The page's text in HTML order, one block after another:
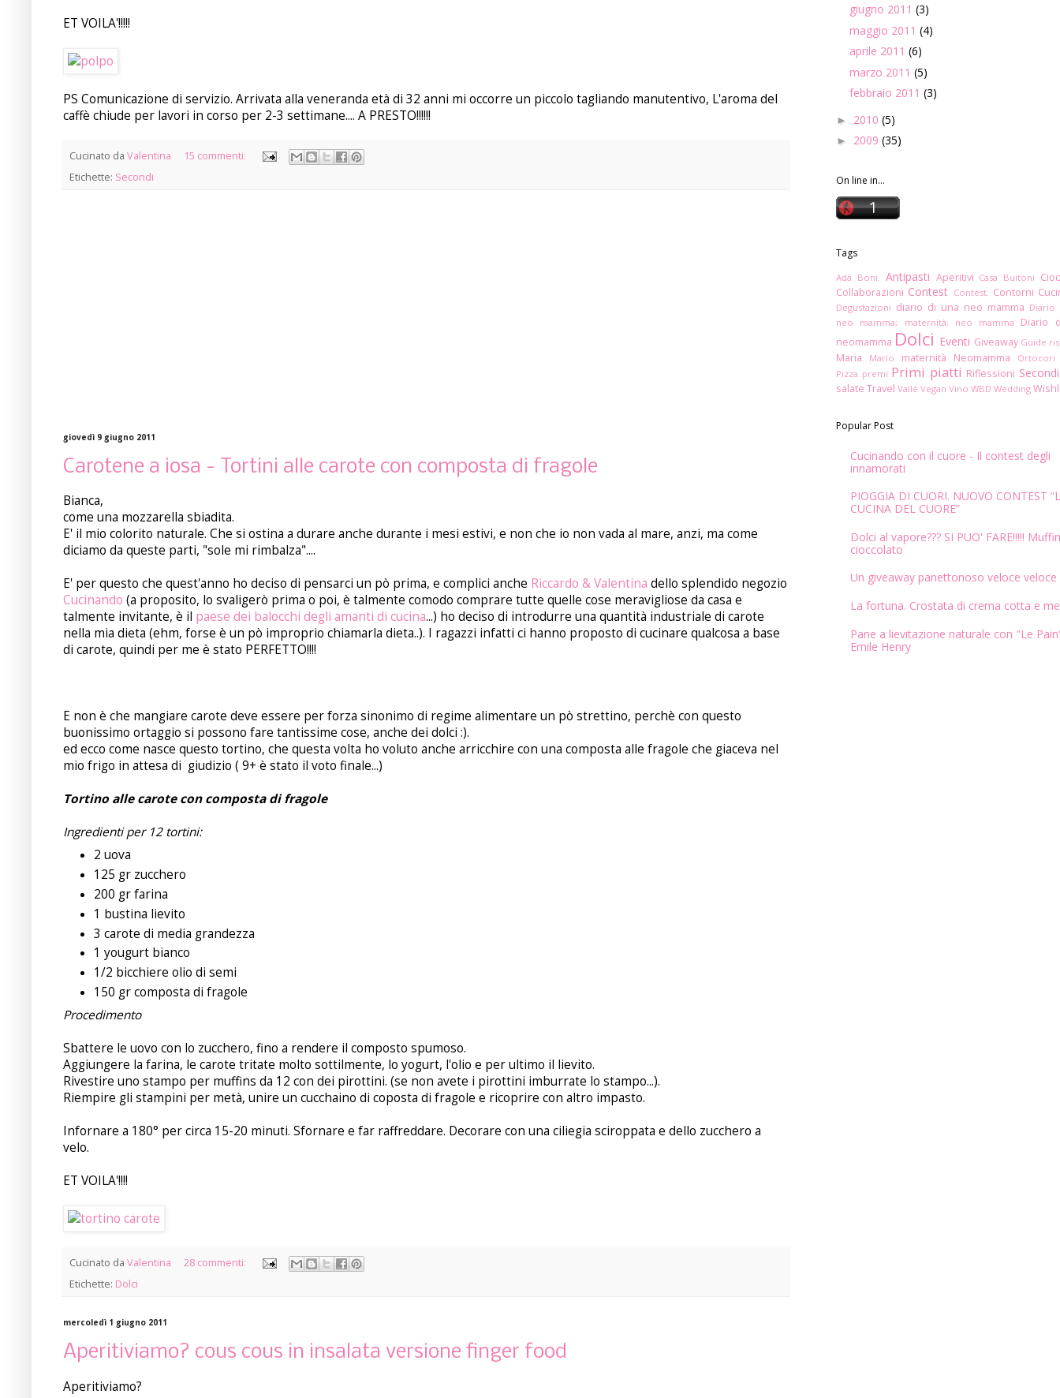
ET VOILA'!!!!!
PS Comunicazione di servizio. Arrivata alla veneranda età di 32 anni mi occorre un piccolo tagliando manutentivo, L'aroma del
caffè chiude per lavori in corso per 2-3 settimane.... A PRESTO!!!!!!
Cucinato da Valentina
15 commenti:
Etichette: Secondi
giovedì 9 giugno 2011
Carotene a iosa - Tortini alle carote con composta di fragole
Bianca,
come una mozzarella sbiadita.
E' il mio colorito naturale. Che si ostina a durare anche durante i mesi estivi, e non che io non vada al mare, anzi, ma come
diciamo da queste parti, "sole mi rimbalza"....
E' per questo che quest'anno ho deciso di pensarci un pò prima, e complici anche Riccardo & Valentina dello splendido negozio
Cucinando (a proposito, lo svaligerò prima o poi, è talmente comodo comprare tutte quelle cose meravigliose da casa e
talmente invitante, è il paese dei balocchi degli amanti di cucina...) ho deciso di introdurre una quantità industriale di carote
nella mia dieta (ehm, forse è un pò improprio chiamarla dieta..). I ragazzi infatti ci hanno proposto di cucinare qualcosa a base
di carote, quindi per me è stato PERFETTO!!!!
E non è che mangiare carote deve essere per forza sinonimo di regime alimentare un pò strettino, perchè con questo
buonissimo ortaggio si possono fare tantissime cose, anche dei dolci :).
ed ecco come nasce questo tortino, che questa volta ho voluto anche arricchire con una composta alle fragole che giaceva nel
mio frigo in attesa di giudizio ( 9+ è stato il voto finale...)
Tortino alle carote con composta di fragole
Ingredienti per 12 tortini:
2 uova
125 gr zucchero
200 gr farina
1 bustina lievito
3 carote di media grandezza
1 yougurt bianco
1/2 bicchiere olio di semi
150 gr composta di fragole
Procedimento
Sbattere le uovo con lo zucchero, fino a rendere il composto spumoso.
Aggiungere la farina, le carote tritate molto sottilmente, lo yogurt, l'olio e per ultimo il lievito.
Rivestire uno stampo per muffins da 12 con dei pirottini. (se non avete i pirottini imburrate lo stampo...).
Riempire gli stampini per metà, unire un cucchaino di coposta di fragole e ricoprire con altro impasto.
Infornare a 180° per circa 15-20 minuti. Sfornare e far raffreddare. Decorare con una ciliegia sciroppata e dello zucchero a
velo.
ET VOILA'!!!!
Cucinato da Valentina
28 commenti:
Etichette: Dolci
mercoledì 1 giugno 2011
Aperitiviamo? cous cous in insalata versione finger food
Aperitiviamo?
giugno 2011 (3)
maggio 2011 (4)
aprile 2011 (6)
marzo 2011 (5)
febbraio 2011 (3)
► 2010 (5)
► 2009 (35)
On line in...
Tags
Ada Boni. Antipasti Aperitivi Casa Buitoni
Collaborazioni Contest Contest. Contorni
Degustazioni diario di una neo mamma Diario
neo mamma; maternità; neo mamma
Diario
neomamma Dolci Eventi Giveaway Guide
Maria Mario maternità Neomamma
Ortocori
Pizza premi Primi piatti Riflessioni Secondi
salate Travel Vallè Vegan Vino WBD Wedding
Popular Post
Cucinando con il cuore - Il contest degli
innamorati
PIOGGIA DI CUORI. NUOVO CONTEST
CUCINA DEL CUORE”
Dolci al vapore??? SI PUO' FARE!!!!!
cioccolato
Un giveaway panettonoso veloce veloce
La fortuna. Crostata di crema cotta e
Pane a lievitazione naturale con "Le
Emile Henry